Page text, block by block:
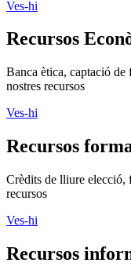
Ves-hi
Recursos
Banca ètica, captació
nostres recursos
Ves-hi
Recursos
Crèdits de lliure elecció,
recursos
Ves-hi
Recursos